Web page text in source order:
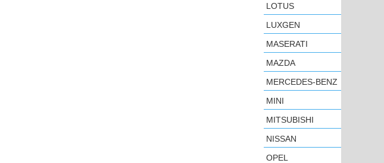
LOTUS
LUXGEN
MASERATI
MAZDA
MERCEDES-BENZ
MINI
MITSUBISHI
NISSAN
OPEL